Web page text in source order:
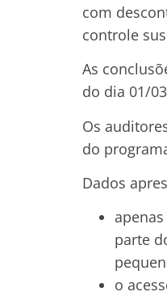
com
controle
As
do dia 01/
Os
do
Dados
parte
o